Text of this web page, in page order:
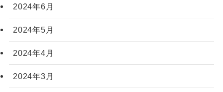
2024年6月
2024年5月
2024年4月
2024年3月